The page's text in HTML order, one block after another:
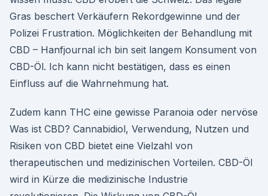
Gras beschert Verkäufern Rekordgewinne und der
Polizei Frustration. Möglichkeiten der Behandlung mit
CBD – Hanfjournal ich bin seit langem Konsument von
CBD-Öl. Ich kann nicht bestätigen, dass es einen
Einfluss auf die Wahrnehmung hat.
Zudem kann THC eine gewisse Paranoia oder nervöse
Was ist CBD? Cannabidiol, Verwendung, Nutzen und
Risiken von CBD bietet eine Vielzahl von
therapeutischen und medizinischen Vorteilen. CBD-Öl
wird in Kürze die medizinische Industrie